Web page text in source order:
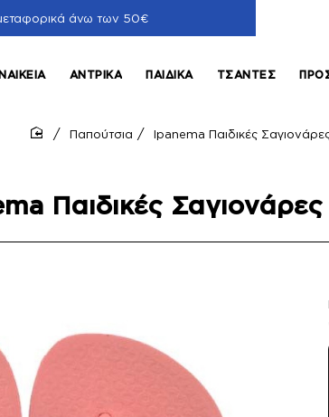
άνω των 50€
ΑΝΤΡΙΚΆ ΠΑΙΔΙΚΆ ΤΣΆΝΤΕΣ
Παιδικές
Παπούτσια Ipanema Παιδικές